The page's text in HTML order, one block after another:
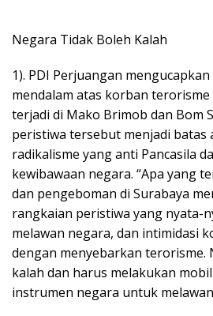
Negara Tidak Boleh Kalah
1). PDI Perjuangan
mendalam atas korban
terjadi di Mako Brimob dan Bom
peristiwa tersebut menjadi batas
radikalisme yang anti Pancasila
kewibawaan negara. “Apa yang
dan pengeboman di Surabaya
rangkaian peristiwa yang nyata-
melawan negara, dan intimidasi
dengan menyebarkan terorisme.
kalah dan harus melakukan
instrumen negara untuk